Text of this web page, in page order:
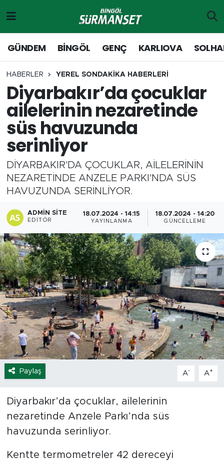
GÜNDEM BİNGÖL GENÇ KARLIOVA
HABERLER YEREL SONDAKİKA HABERLERİ
Diyarbakır’da çocuklar
ailelerinin nezaretinde
süs havuzunda
serinliyor
DİYARBAKIR'DA ÇOCUKLAR, AİLELERİNİN
NEZARETİNDE ANZELE PARKI'NDA SÜS
HAVUZUNDA SERİNLİYOR.
ADMIN SITE
EDITÖR
18.07.2024 - 14:15
YAYINLANMA
18.07.2024 - 14:20
GÜNCELLEME
Paylaş A- A+
Diyarbakır’da çocuklar, ailelerinin
nezaretinde Anzele Parkı’nda süs
havuzunda serinliyor.
Kentte termometreler 42 dereceyi
Genç
Solhan
Karlıova
Adaklı-Kiğı
Yayladere-Yedisu
MD Prestij Dergisi
Siyaset
Spor
Yaşam
Sağlık
Eğitim
Ekonomi
Hava Durumu
Tavz Der
Bingöl Kaza Haberleri
Merkez Hava Durumu
Merkez Trafik Yoğunluk Haritası
Süper Lig Puan Durumu ve Fikstür
Tüm Manşetler
Son Dakika Haberleri
Haber Arşivi